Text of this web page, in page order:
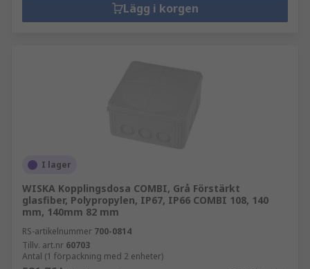
Lägg i korgen
I lager
WISKA Kopplingsdosa COMBI, Grå Förstärkt
glasfiber, Polypropylen, IP67, IP66 COMBI 108, 140
mm, 140mm 82 mm
RS-artikelnummer 700-0814
Tillv. art.nr 60703
Antal (1 förpackning med 2 enheter)